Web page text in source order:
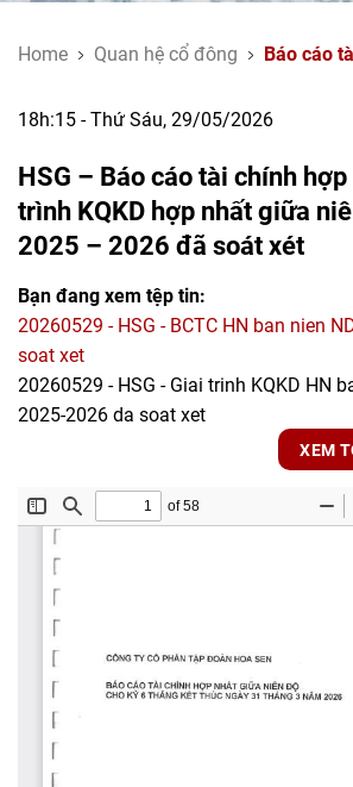
Home Quan hệ cổ đông Báo cáo
18h:15 - Thứ Sáu, 29/05/2026
HSG – Báo cáo tài chính
trình KQKD hợp nhất giữa
2025 – 2026 đã soát xét
Bạn đang xem tệp tin:
20260529 - HSG - BCTC HN ban nien
soat xet
20260529 - HSG - Giai trinh KQKD HN
2025-2026 da soat xet
XEM